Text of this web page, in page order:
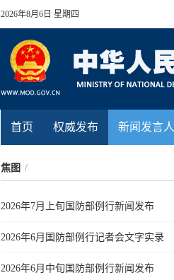
2026年8月6日 星期四
首页 权威发布 新闻发言人
焦图 /
2026年7月上旬国防部例行新闻发布
2026年6月国防部例行记者会文字实录
2026年6月中旬国防部例行新闻发布